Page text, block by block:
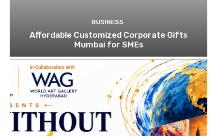
BUSINESS
Affordable Customized Corporate Gifts
Mumbai for SMEs